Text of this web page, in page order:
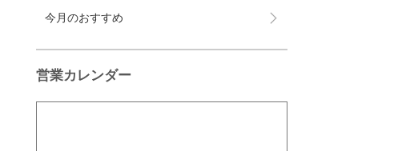
今月のおすすめ
営業カレンダー